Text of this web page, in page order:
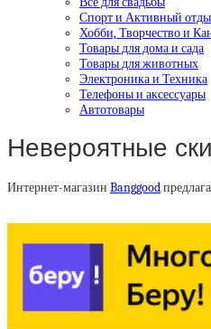
Спорт и Активный
Хобби, Творчество и
Товары для дома и сада
Товары для животных
Электроника и Техника
Телефоны и аксессуары
Автотовары
Невероятные
Интернет-магазин Banggood